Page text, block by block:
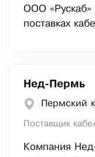
ООО «Рускаб»
поставках
Нед-Пермь
Пермский
Поставщик
Компания